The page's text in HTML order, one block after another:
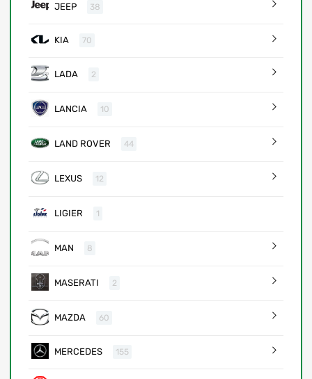
JEEP 38
KIA 70
LADA 2
LANCIA 10
LAND ROVER 44
LEXUS 12
LIGIER 1
MAN 8
MASERATI 2
MAZDA 60
MERCEDES 155